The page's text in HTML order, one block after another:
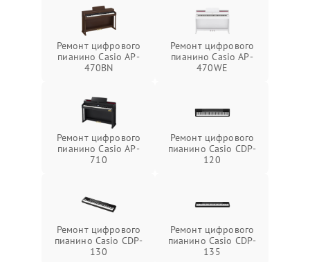
Ремонт цифрового
пианино Casio AP-
470BN
Ремонт цифрового
пианино Casio AP-
470WE
Ремонт цифрового
пианино Casio AP-
710
Ремонт цифрового
пианино Casio CDP-
120
Ремонт цифрового
пианино Casio CDP-
130
Ремонт цифрового
пианино Casio CDP-
135